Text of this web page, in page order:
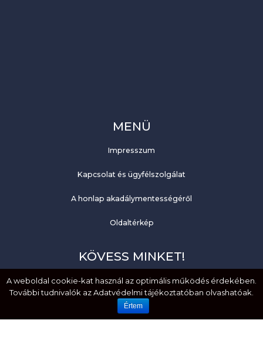
MENÜ
Impresszum
Kapcsolat és ügyfélszolgálat
A honlap akadálymentességéről
Oldaltérkép
KÖVESS MINKET!
Facebook
YouTube
A weboldal cookie-kat használ az optimális működés érdekében.
További tudnivalók az Adatvédelmi tájékoztatóban olvashatóak.
Értem